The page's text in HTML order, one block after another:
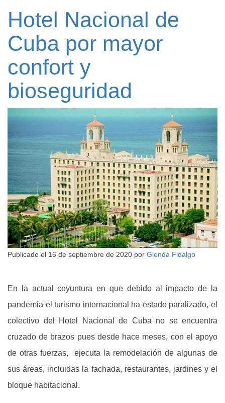
Hotel Nacional de
Cuba por mayor
confort y
bioseguridad
Publicado el 16 de septiembre de 2020 por Glenda Fidalgo
En la actual coyuntura en que debido al impacto de la
pandemia el turismo internacional ha estado paralizado, el
colectivo del Hotel Nacional de Cuba no se encuentra
cruzado de brazos pues desde hace meses, con el apoyo
de otras fuerzas, ejecuta la remodelación de algunas de
sus áreas, incluidas la fachada, restaurantes, jardines y el
bloque habitacional.